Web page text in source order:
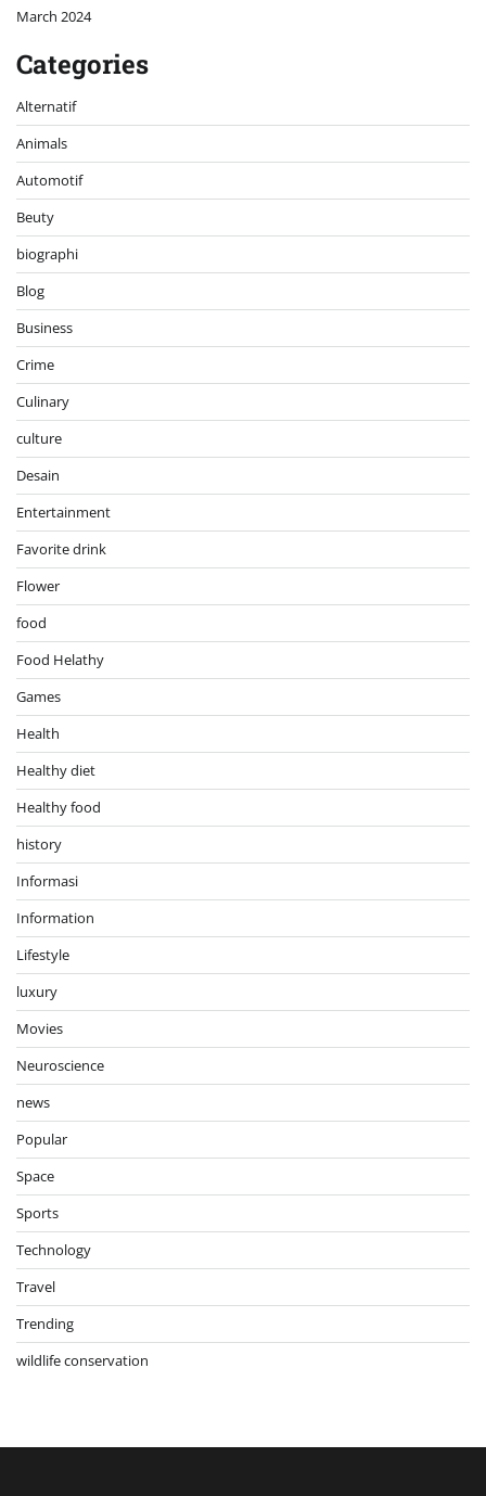
March 2024
Categories
Alternatif
Animals
Automotif
Beuty
biographi
Blog
Business
Crime
Culinary
culture
Desain
Entertainment
Favorite drink
Flower
food
Food Helathy
Games
Health
Healthy diet
Healthy food
history
Informasi
Information
Lifestyle
luxury
Movies
Neuroscience
news
Popular
Space
Sports
Technology
Travel
Trending
wildlife conservation